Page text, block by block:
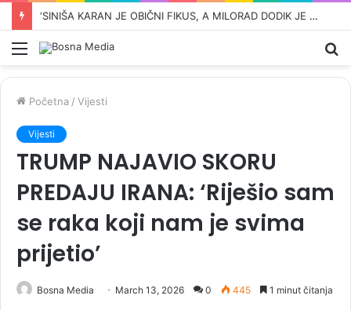
ŠOK VIJEST KOJA JE UZDRMALA SRBIJU: Vučićev djed iz Bugojna zvao se Ante
Meni
Početna / Vijesti
Vijesti
TRUMP NAJAVIO SKORU
PREDAJU IRANA: ‘Riješio sam
se raka koji nam je svima
prijetio’
Bosna Media March 13, 2026 0 445 1 minut čitanja